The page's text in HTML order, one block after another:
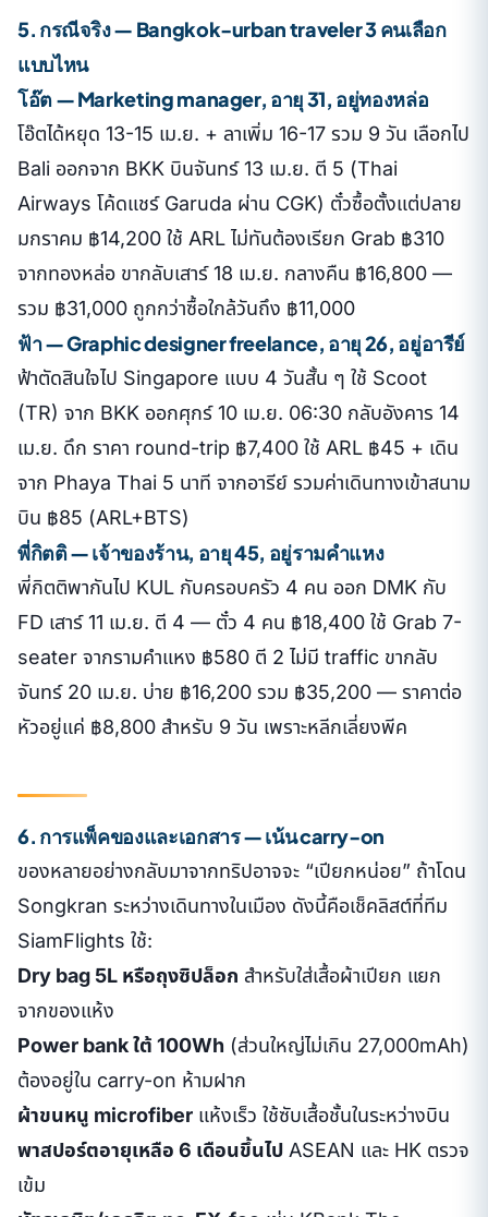
5. กรณีจริง — Bangkok-urban traveler 3 คนเลือก
แบบไหน
โอ๊ต — Marketing manager, อายุ 31, อยู่ทองหล่อ
โอ๊ตได้หยุด 13-15 เม.ย. + ลาเพิ่ม 16-17 รวม 9 วัน เลือกไป
Bali ออกจาก BKK บินจันทร์ 13 เม.ย. ตี 5 (Thai
Airways โค้ดแชร์ Garuda ผ่าน CGK) ตั๋วซื้อตั้งแต่ปลาย
มกราคม ฿14,200 ใช้ ARL ไม่ทันต้องเรียก Grab ฿310
จากทองหล่อ ขากลับเสาร์ 18 เม.ย. กลางคืน ฿16,800 —
รวม ฿31,000 ถูกกว่าซื้อใกล้วันถึง ฿11,000
ฟ้า — Graphic designer freelance, อายุ 26, อยู่อารีย์
ฟ้าตัดสินใจไป Singapore แบบ 4 วันสั้น ๆ ใช้ Scoot
(TR) จาก BKK ออกศุกร์ 10 เม.ย. 06:30 กลับอังคาร 14
เม.ย. ดึก ราคา round-trip ฿7,400 ใช้ ARL ฿45 + เดิน
จาก Phaya Thai 5 นาที จากอารีย์ รวมค่าเดินทางเข้าสนาม
บิน ฿85 (ARL+BTS)
พี่กิตติ — เจ้าของร้าน, อายุ 45, อยู่รามคำแหง
พี่กิตติพากันไป KUL กับครอบครัว 4 คน ออก DMK กับ
FD เสาร์ 11 เม.ย. ตี 4 — ตั๋ว 4 คน ฿18,400 ใช้ Grab 7-
seater จากรามคำแหง ฿580 ตี 2 ไม่มี traffic ขากลับ
จันทร์ 20 เม.ย. บ่าย ฿16,200 รวม ฿35,200 — ราคาต่อ
หัวอยู่แค่ ฿8,800 สำหรับ 9 วัน เพราะหลีกเลี่ยงพีค
6. การแพ็คของและเอกสาร — เน้น carry-on
ของหลายอย่างกลับมาจากทริปอาจจะ “เปียกหน่อย” ถ้าโดน
Songkran ระหว่างเดินทางในเมือง ดังนี้คือเช็คลิสต์ที่ทีม
SiamFlights ใช้:
Dry bag 5L หรือถุงซิปล็อก สำหรับใส่เสื้อผ้าเปียก แยก
จากของแห้ง
Power bank ใต้ 100Wh (ส่วนใหญ่ไม่เกิน 27,000mAh)
ต้องอยู่ใน carry-on ห้ามฝาก
ผ้าขนหนู microfiber แห้งเร็ว ใช้ซับเสื้อชั้นในระหว่างบิน
พาสปอร์ตอายุเหลือ 6 เดือนขึ้นไป ASEAN และ HK ตรวจ
เข้ม